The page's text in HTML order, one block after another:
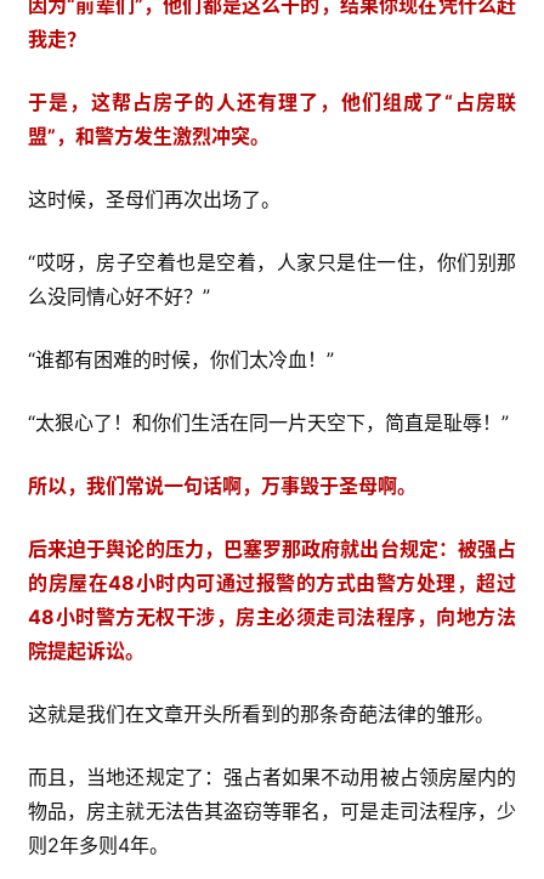
因为“前辈们”，他们都是这么干的，结果你现在凭什么赶
我走？
于是，这帮占房子的人还有理了，他们组成了“占房联
盟”，和警方发生激烈冲突。
这时候，圣母们再次出场了。
“哎呀，房子空着也是空着，人家只是住一住，你们别那
么没同情心好不好？”
“谁都有困难的时候，你们太冷血！”
“太狠心了！和你们生活在同一片天空下，简直是耻辱！”
所以，我们常说一句话啊，万事毁于圣母啊。
后来迫于舆论的压力，巴塞罗那政府就出台规定：被强占
的房屋在48小时内可通过报警的方式由警方处理，超过
48小时警方无权干涉，房主必须走司法程序，向地方法
院提起诉讼。
这就是我们在文章开头所看到的那条奇葩法律的雏形。
而且，当地还规定了：强占者如果不动用被占领房屋内的
物品，房主就无法告其盗窃等罪名，可是走司法程序，少
则2年多则4年。